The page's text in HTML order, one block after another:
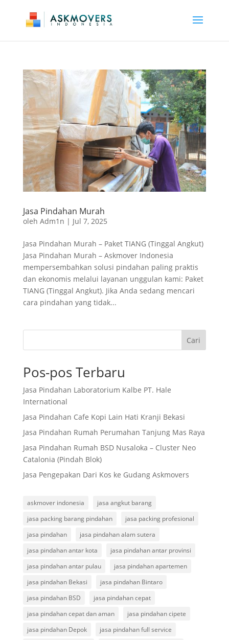
Jasa Pindahan Murah
oleh Adm1n | Jul 7, 2025
Jasa Pindahan Murah – Paket TIANG (Tinggal Angkut)
Jasa Pindahan Murah – Askmover Indonesia
mempersembahkan solusi pindahan paling praktis
dan ekonomis melalui layanan unggulan kami: Paket
TIANG (Tinggal Angkut). Jika Anda sedang mencari
cara pindahan yang tidak...
Cari
Pos-pos Terbaru
Jasa Pindahan Laboratorium Kalbe PT. Hale
International
Jasa Pindahan Cafe Kopi Lain Hati Kranji Bekasi
Jasa Pindahan Rumah Perumahan Tanjung Mas Raya
Jasa Pindahan Rumah BSD Nusaloka – Cluster Neo
Catalonia (Pindah Blok)
Jasa Pengepakan Dari Kos ke Gudang Askmovers
askmover indonesia
jasa angkut barang
jasa packing barang pindahan
jasa packing profesional
jasa pindahan
jasa pindahan alam sutera
jasa pindahan antar kota
jasa pindahan antar provinsi
jasa pindahan antar pulau
jasa pindahan apartemen
jasa pindahan Bekasi
jasa pindahan Bintaro
jasa pindahan BSD
jasa pindahan cepat
jasa pindahan cepat dan aman
jasa pindahan cipete
jasa pindahan Depok
jasa pindahan full service